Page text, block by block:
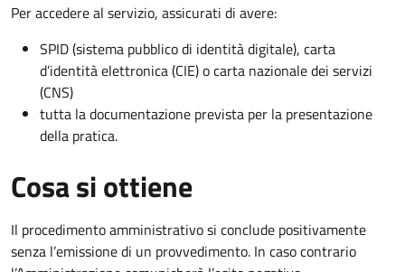
Per accedere al servizio, assicurati di avere:
SPID (sistema pubblico di identità digitale), carta
d’identità elettronica (CIE) o carta nazionale dei servizi
(CNS)
tutta la documentazione prevista per la presentazione
della pratica.
Cosa si ottiene
Il procedimento amministrativo si conclude positivamente
senza l’emissione di un provvedimento. In caso contrario